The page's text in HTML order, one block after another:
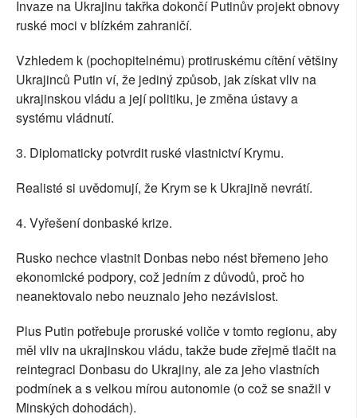
Invaze na Ukrajinu takřka dokončí Putinův projekt obnovy
ruské moci v blízkém zahraničí.
Vzhledem k (pochopitelnému) protiruskému cítění většiny
Ukrajinců Putin ví, že jediný způsob, jak získat vliv na
ukrajinskou vládu a její politiku, je změna ústavy a
systému vládnutí.
3. Diplomaticky potvrdit ruské vlastnictví Krymu.
Realisté si uvědomují, že Krym se k Ukrajině nevrátí.
4. Vyřešení donbaské krize.
Rusko nechce vlastnit Donbas nebo nést břemeno jeho
ekonomické podpory, což jedním z důvodů, proč ho
neanektovalo nebo neuznalo jeho nezávislost.
Plus Putin potřebuje proruské voliče v tomto regionu, aby
měl vliv na ukrajinskou vládu, takže bude zřejmě tlačit na
reintegraci Donbasu do Ukrajiny, ale za jeho vlastních
podmínek a s velkou mírou autonomie (o což se snažil v
Minských dohodách).